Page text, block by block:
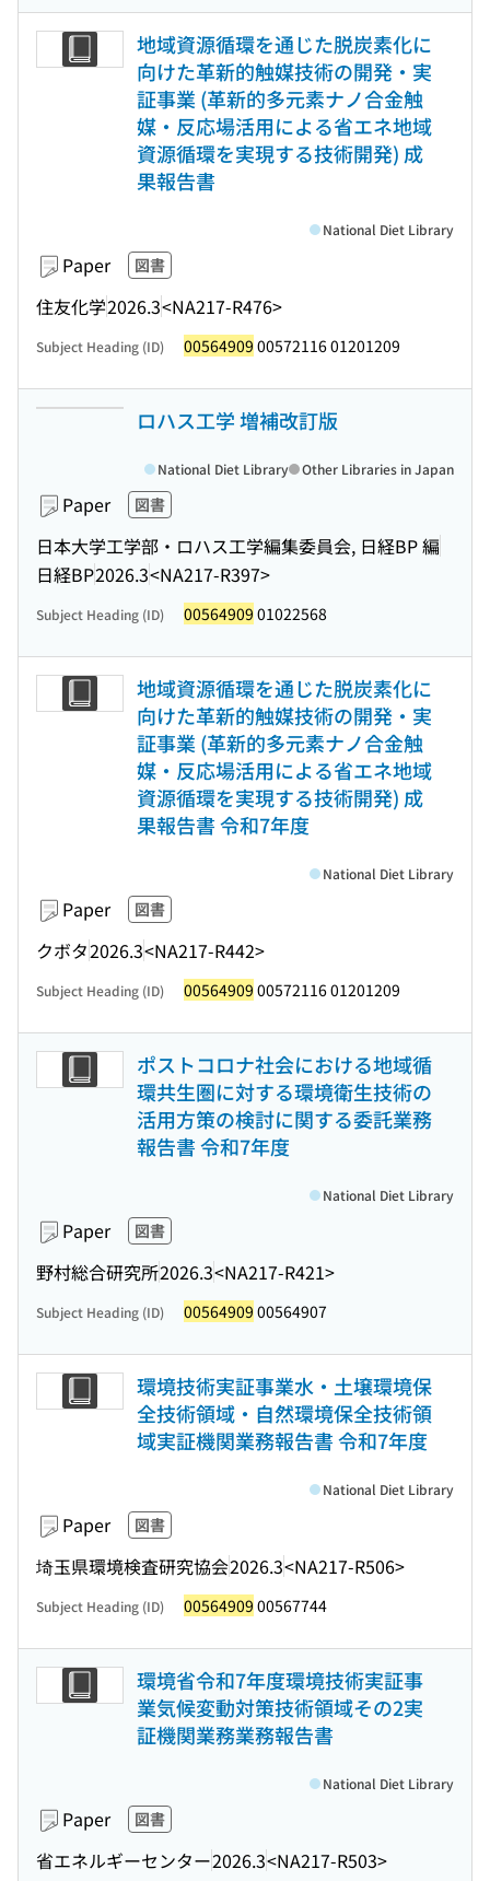
地域資源循環を通じた脱炭素化に
向けた革新的触媒技術の開発・実
証事業 (革新的多元素ナノ合金触
媒・反応場活用による省エネ地域
資源循環を実現する技術開発) 成
果報告書
Paper 図書
住友化学2026.3<NA217-R476>
National Diet Library
Subject Heading (ID) 00564909 00572116 01201209
ロハス工学 増補改訂版
Paper 図書
日本大学工学部・ロハス工学編集委員会, 日経BP 編
日経BP2026.3<NA217-R397>
National Diet Library Other Libraries in Japan
Subject Heading (ID) 00564909 01022568
地域資源循環を通じた脱炭素化に
向けた革新的触媒技術の開発・実
証事業 (革新的多元素ナノ合金触
媒・反応場活用による省エネ地域
資源循環を実現する技術開発) 成
果報告書 令和7年度
Paper 図書
クボタ2026.3<NA217-R442>
National Diet Library
Subject Heading (ID) 00564909 00572116 01201209
ポストコロナ社会における地域循
環共生圏に対する環境衛生技術の
活用方策の検討に関する委託業務
報告書 令和7年度
Paper 図書
野村総合研究所2026.3<NA217-R421>
National Diet Library
Subject Heading (ID) 00564909 00564907
環境技術実証事業水・土壌環境保
全技術領域・自然環境保全技術領
域実証機関業務報告書 令和7年度
Paper 図書
埼玉県環境検査研究協会2026.3<NA217-R506>
National Diet Library
Subject Heading (ID) 00564909 00567744
環境省令和7年度環境技術実証事
業気候変動対策技術領域その2実
証機関業務業務報告書
Paper 図書
省エネルギーセンター2026.3<NA217-R503>
National Diet Library